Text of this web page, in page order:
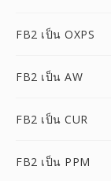
FB2 เป็น OXPS
FB2 เป็น AW
FB2 เป็น CUR
FB2 เป็น PPM